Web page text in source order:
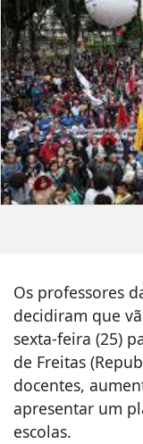
Os professores
decidiram que
sexta-feira (25)
de Freitas
docentes,
apresentar um
escolas.